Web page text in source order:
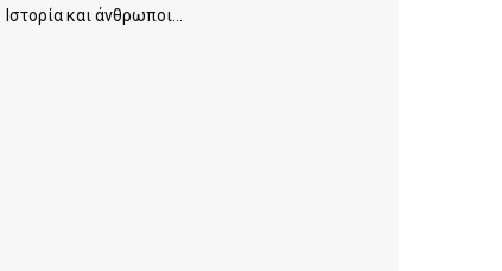
Ιστορία και άνθρωποι...